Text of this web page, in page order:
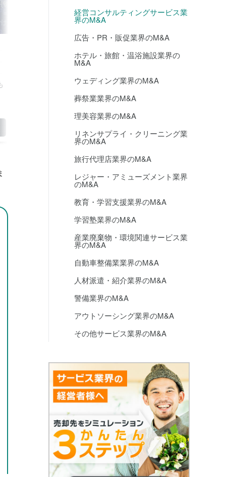
経営コンサルティングサービス業
界のM&A
広告・PR・販促業界のM&A
ホテル・旅館・温浴施設業界の
M&A
ウェディング業界のM&A
葬祭業業界のM&A
理美容業界のM&A
リネンサプライ・クリーニング業
界のM&A
旅行代理店業界のM&A
レジャー・アミューズメント業界
のM&A
教育・学習支援業界のM&A
学習塾業界のM&A
産業廃棄物・環境関連サービス業
界のM&A
自動車整備業業界のM&A
人材派遣・紹介業界のM&A
警備業界のM&A
アウトソーシング業界のM&A
その他サービス業界のM&A